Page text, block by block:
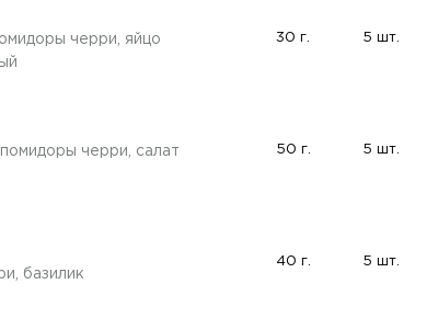
черри, яйцо
30 г. 5 шт.
черри, салат
50 г. 5 шт.
базилик
40 г. 5 шт.